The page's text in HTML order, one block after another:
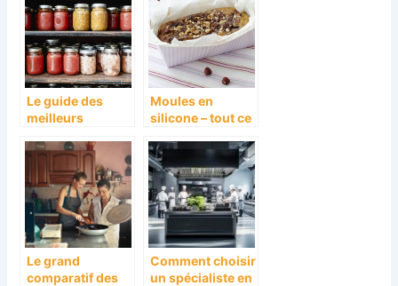
Le guide des
meilleurs
bocaux
Moules en
silicone – tout ce
Le grand
comparatif des
Comment choisir
un spécialiste en